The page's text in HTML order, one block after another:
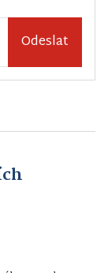
Odeslat